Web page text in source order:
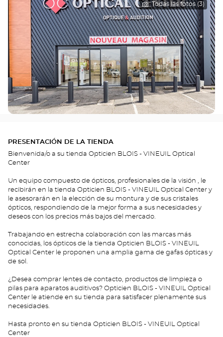
Todas las fotos (3)
PRESENTACIÓN DE LA TIENDA
Bienvenida/o a su tienda Opticien BLOIS - VINEUIL Optical
Center
Un equipo compuesto de ópticos, profesionales de la visión , le
recibirán en la tienda Opticien BLOIS - VINEUIL Optical Center y
le asesorarán en la elección de su montura y de sus cristales
ópticos, respondiendo de la mejor forma a sus necesidades y
deseos con los precios más bajos del mercado.
Trabajando en estrecha colaboración con las marcas más
conocidas, los ópticos de la tienda Opticien BLOIS - VINEUIL
Optical Center le proponen una amplia gama de gafas ópticas y
de sol.
¿Desea comprar lentes de contacto, productos de limpieza o
pilas para aparatos auditivos? Opticien BLOIS - VINEUIL Optical
Center le atiende en su tienda para satisfacer plenamente sus
necesidades.
Hasta pronto en su tienda Opticien BLOIS - VINEUIL Optical
Center